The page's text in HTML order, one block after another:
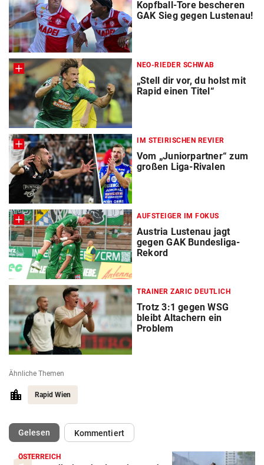
Kopfball-Tore bescheren
GAK Sieg gegen Lustenau!
NEO-RIEDER SCHWAB
„Stell dir vor, du holst mit
Rapid einen Titel“
IM STEIRISCHEN REVIER
Vom „Juniorpartner“ zum
großen Liga-Rivalen
AUFSTEIGER IM FOKUS
Austria Lustenau jagt
gegen GAK Bundesliga-
Rekord
TRAINER ZARIC DEUTLICH
Trotz 3:1 gegen WSG
bleibt Altachern ein
Problem
Ähnliche Themen
Rapid Wien
Gelesen(ausgewählt)Kommentiert
ÖSTERREICH